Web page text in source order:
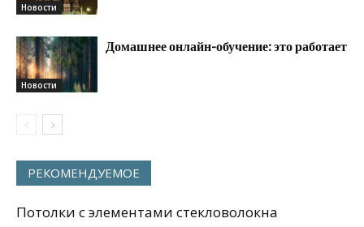
Новости
Новости
Домашнее онлайн-обучение: это работает
РЕКОМЕНДУЕМОЕ
Потолки с элементами стекловолокна